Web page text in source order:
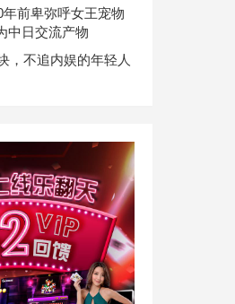
年前卑弥呼女王宠物
中日交流产物
，不追内娱的年轻人